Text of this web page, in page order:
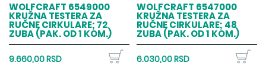
WOLFCRAFT 6549000
KRUŽNA TESTERA ZA
RUČNE CIRKULARE; 72
ZUBA (PAK. OD 1 KOM.)
9.660,00 RSD
WOLFCRAFT 6547000
KRUŽNA TESTERA ZA
RUČNE CIRKULARE; 48
ZUBA (PAK. OD 1 KOM.)
6.030,00 RSD